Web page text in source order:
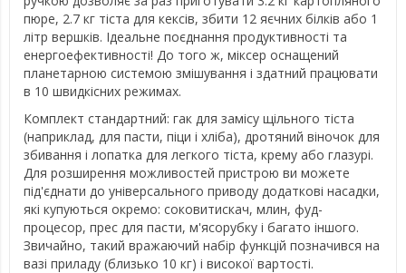
пюре, 2.7 кг тіста для кексів, збити 12 яєчних білків або 1
літр вершків. Ідеальне поєднання продуктивності та
енергоефективності! До того ж, міксер оснащений
планетарною системою змішування і здатний працювати
в 10 швидкісних режимах.
Комплект стандартний: гак для замісу щільного тіста
(наприклад, для пасти, піци і хліба), дротяний віночок для
збивання і лопатка для легкого тіста, крему або глазурі.
Для розширення можливостей пристрою ви можете
під'єднати до універсального приводу додаткові насадки,
які купуються окремо: соковитискач, млин, фуд-
процесор, прес для пасти, м'ясорубку і багато іншого.
Звичайно, такий вражаючий набір функцій позначився на
вазі приладу (близько 10 кг) і високої вартості.